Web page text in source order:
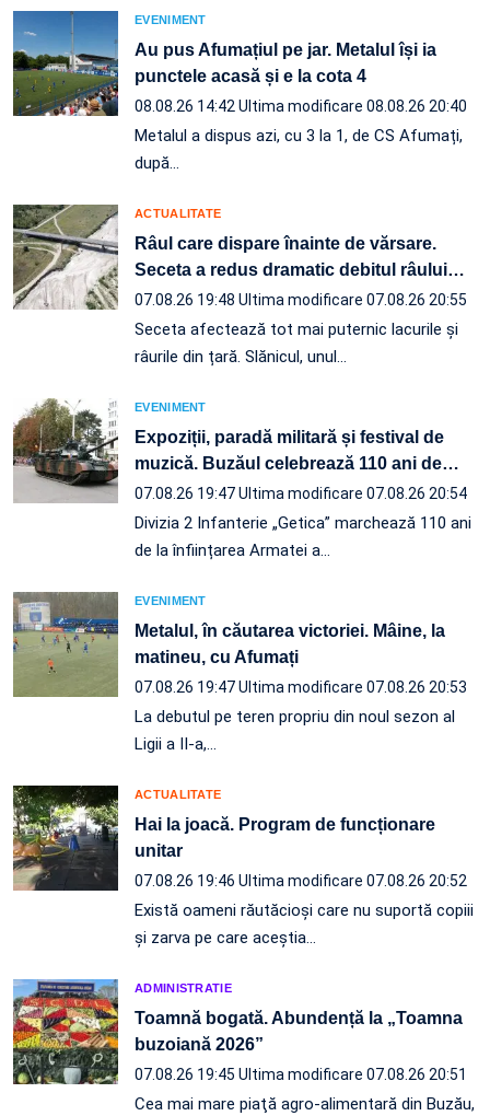
EVENIMENT
Au pus Afumațiul pe jar. Metalul își ia
punctele acasă și e la cota 4
08.08.26 14:42Ultima modificare 08.08.26 20:40
Metalul a dispus azi, cu 3 la 1, de CS Afumați,
după…
ACTUALITATE
Râul care dispare înainte de vărsare.
Seceta a redus dramatic debitul râului…
07.08.26 19:48 Ultima modificare 07.08.26 20:55
Seceta afectează tot mai puternic lacurile și
râurile din țară. Slănicul, unul…
EVENIMENT
Expoziții, paradă militară și festival de
muzică. Buzăul celebrează 110 ani de…
07.08.26 19:47Ultima modificare 07.08.26 20:54
Divizia 2 Infanterie „Getica” marchează 110 ani
de la înființarea Armatei a…
EVENIMENT
Metalul, în căutarea victoriei. Mâine, la
matineu, cu Afumați
07.08.26 19:47Ultima modificare 07.08.26 20:53
La debutul pe teren propriu din noul sezon al
Ligii a II-a,…
ACTUALITATE
Hai la joacă. Program de funcționare
unitar
07.08.26 19:46 Ultima modificare 07.08.26 20:52
Există oameni răutăcioși care nu suportă copiii
și zarva pe care aceștia…
ADMINISTRATIE
Toamnă bogată. Abundență la „Toamna
buzoiană 2026”
07.08.26 19:45 Ultima modificare 07.08.26 20:51
Cea mai mare piaţă agro-alimentară din Buzău,